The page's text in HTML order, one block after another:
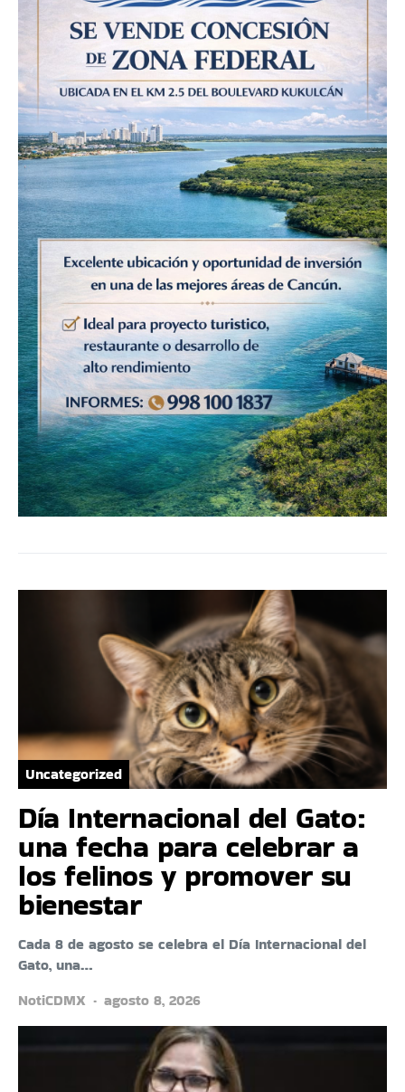
Uncategorized
Día Internacional del Gato:
una fecha para celebrar a
los felinos y promover su
bienestar
Cada 8 de agosto se celebra el Día Internacional del
Gato, una…
NotiCDMX
agosto 8, 2026